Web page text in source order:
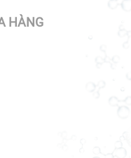
HÀNG